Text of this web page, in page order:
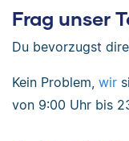
Frag unser
Du bevorzugst
Kein Problem, wir
von 9:00 Uhr bis